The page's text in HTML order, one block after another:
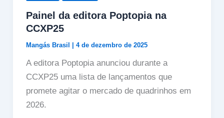
Painel da editora Poptopia na
CCXP25
Mangás Brasil 4 de dezembro de 2025
A editora Poptopia anunciou durante a
CCXP25 uma lista de lançamentos que
promete agitar o mercado de quadrinhos em
2026.